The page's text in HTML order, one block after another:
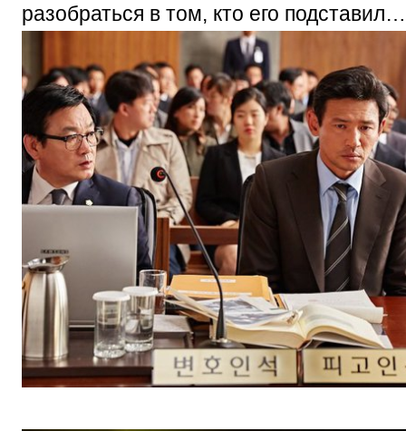
разобраться в том, кто его подставил…